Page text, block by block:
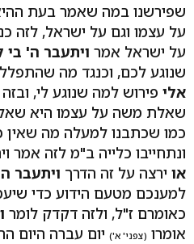
שפירשנו במה שאמר בעת
על עצמו וגם על ישראל, לזה
על ישראל אמר ויתעבר ה' בי
שנוגע לכם, וכנגד מה
אלי פירוש למה שנוגע לי,
שאלת משה על עצמו היא
כמו שכתבנו למעלה מה שאין
ונתחייבו כלייה ב"מ לזה אמר
או ירצה על זה הדרך ויתעבר
למענכם מטעם הידוע כדי
כאומרם ז"ל, ולזה דקדק לומר
אומרו (צפני' א') יום עברה היום